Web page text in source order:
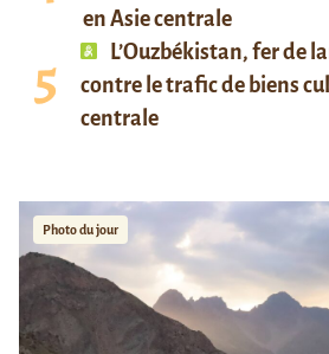
en Asie centrale
L’Ouzbékistan, fer de
contre le trafic de biens
centrale
Photo du jour